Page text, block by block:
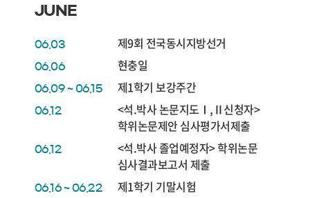
JUNE
06.03 제9회 전국동시지방선거
06.06 현충일
06.09 ~ 06.15 제1학기 보강주간
06.12
<석.박사 논문지도Ⅰ,Ⅱ신청자>
학위논문제안 심사평가서제출
06.12
<석.박사 졸업예정자> 학위논문
심사결과보고서 제출
06.16 ~ 06.22 제1학기 기말시험